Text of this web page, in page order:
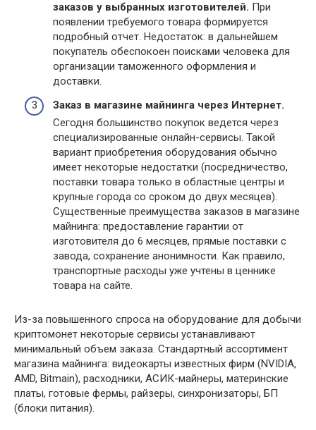
заказов у выбранных изготовителей. При
появлении требуемого товара формируется
подробный отчет. Недостаток: в дальнейшем
покупатель обеспокоен поисками человека для
организации таможенного оформления и
доставки.
Заказ в магазине майнинга через Интернет.
Сегодня большинство покупок ведется через
специализированные онлайн-сервисы. Такой
вариант приобретения оборудования обычно
имеет некоторые недостатки (посредничество,
поставки товара только в областные центры и
крупные города со сроком до двух месяцев).
Существенные преимущества заказов в магазине
майнинга: предоставление гарантии от
изготовителя до 6 месяцев, прямые поставки с
завода, сохранение анонимности. Как правило,
транспортные расходы уже учтены в ценнике
товара на сайте.
Из-за повышенного спроса на оборудование для добычи
криптомонет некоторые сервисы устанавливают
минимальный объем заказа. Стандартный ассортимент
магазина майнинга: видеокарты известных фирм (NVIDIA,
AMD, Bitmain), расходники, АСИК-майнеры, материнские
платы, готовые фермы, райзеры, синхронизаторы, БП
(блоки питания).